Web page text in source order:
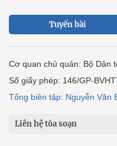
Tuyến bài
Cơ quan chủ quản: Bộ Dân
Số giấy phép: 146/GP-
Tổng biên tập: Nguyễn Văn
Liên hệ tòa soạn